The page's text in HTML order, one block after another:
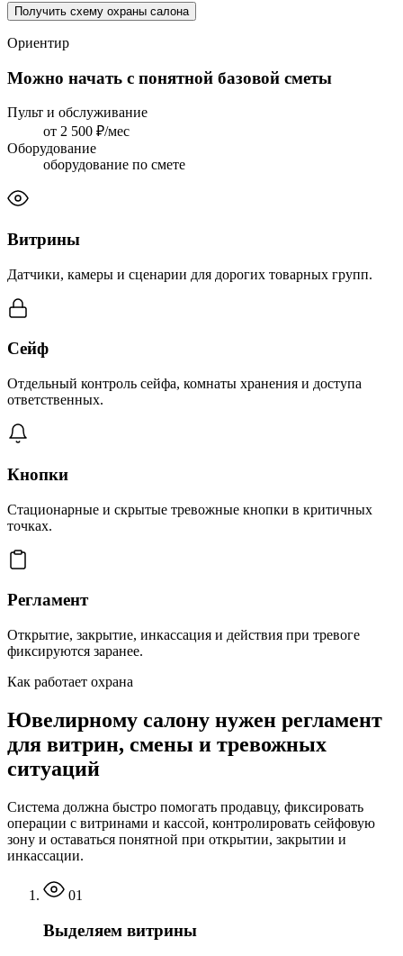
Получить схему охраны салона
Ориентир
Можно начать с понятной базовой сметы
Пульт и обслуживание
от 2 500 ₽/мес
Оборудование
оборудование по смете
Витрины
Датчики, камеры и сценарии для дорогих товарных групп.
Сейф
Отдельный контроль сейфа, комнаты хранения и доступа
ответственных.
Кнопки
Стационарные и скрытые тревожные кнопки в критичных
точках.
Регламент
Открытие, закрытие, инкассация и действия при тревоге
фиксируются заранее.
Как работает охрана
Ювелирному салону нужен регламент
для витрин, смены и тревожных
ситуаций
Система должна быстро помогать продавцу, фиксировать
операции с витринами и кассой, контролировать сейфовую
зону и оставаться понятной при открытии, закрытии и
инкассации.
01
Выделяем витрины